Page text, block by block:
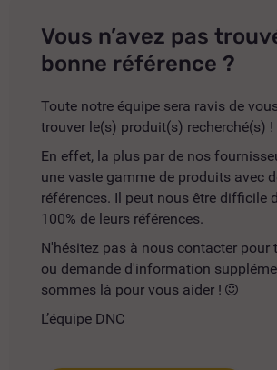
Vous n’avez pas
bonne référence ?
Toute notre équipe sera ravis de
trouver le(s) produit(s) recherché(s) !
En effet, la plus par de nos
une vaste gamme de produits avec
références. Il peut nous être difficile
100% de leurs références.
N'hésitez pas à nous contacter pour
ou demande d'information
sommes là pour vous aider !
L’équipe DNC